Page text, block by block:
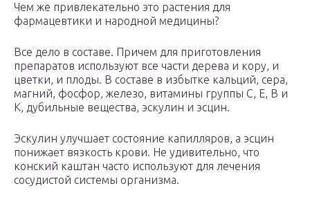
Чем же привлекательно это растения для
фармацевтики и народной медицины?
Все дело в составе. Причем для приготовления
препаратов используют все части дерева и кору, и
цветки, и плоды. В составе в избытке кальций, сера,
магний, фосфор, железо, витамины группы С, Е, В и
К, дубильные вещества, эскулин и эсцин.
Эскулин улучшает состояние капилляров, а эсцин
понижает вязкость крови. Не удивительно, что
конский каштан часто используют для лечения
сосудистой системы организма.